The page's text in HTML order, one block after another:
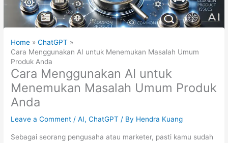
Home
ChatGPT
Cara Menggunakan AI untuk Menemukan Masalah Umum
Produk Anda
Cara Menggunakan AI untuk
Menemukan Masalah Umum Produk
Anda
Leave a Comment /AI,ChatGPT / By Hendra Kuang
Sebagai seorang pengusaha atau marketer, pasti kamu sudah